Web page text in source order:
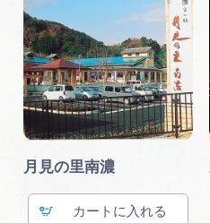
月見の里南濃
カート